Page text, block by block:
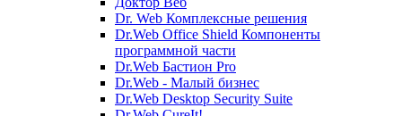
Dr. Web Комплексные решения
Dr.Web Office Shield Компоненты
программной части
Dr.Web Бастион Pro
Dr.Web - Малый бизнес
Dr.Web Desktop Security Suite